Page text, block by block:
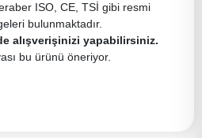
ISO, CE, TSİ gibi resmi
bulunmaktadır.
alışverişinizi yapabilirsiniz.
bu ürünü öneriyor.